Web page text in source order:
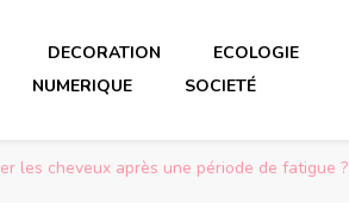
DECORATION ECOLOGIE
NUMERIQUE SOCIETÉ
les cheveux après une période de fatigue ?